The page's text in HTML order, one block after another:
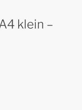
klein –